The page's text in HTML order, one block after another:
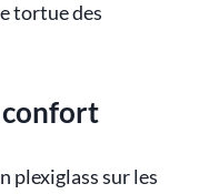
tortue des
confort
plexiglass sur les